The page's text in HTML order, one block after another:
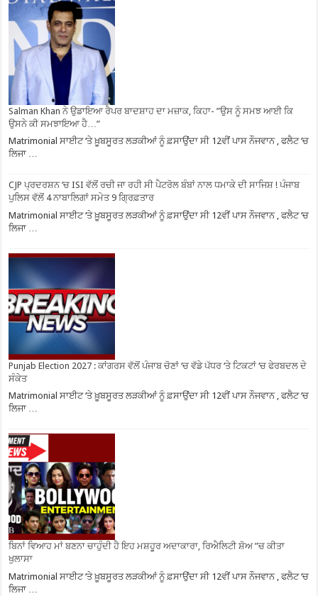
Salman Khan ਨੇ ਉਡਾਇਆ ਰੈਪਰ ਬਾਦਸ਼ਾਹ ਦਾ ਮਜ਼ਾਕ, ਕਿਹਾ- ”ਉਸ ਨੂੰ ਸਮਝ ਆਈ ਕਿ
ਉਸਨੇ ਕੀ ਸਮਝਾਇਆ ਹੈ…”
Matrimonial ਸਾਈਟ ‘ਤੇ ਖ਼ੂਬਸੂਰਤ ਲੜਕੀਆਂ ਨੂੰ ਫ਼ਸਾਉਂਦਾ ਸੀ 12ਵੀਂ ਪਾਸ ਨੌਜਵਾਨ , ਫਲੈਟ ‘ਚ
ਲਿਜਾ …
CJP ਪ੍ਰਦਰਸ਼ਨ ‘ਚ ISI ਵੱਲੋਂ ਰਚੀ ਜਾ ਰਹੀ ਸੀ ਪੈਟਰੋਲ ਬੰਬਾਂ ਨਾਲ ਧਮਾਕੇ ਦੀ ਸਾਜਿਸ਼ ! ਪੰਜਾਬ
ਪੁਲਿਸ ਵੱਲੋਂ 4 ਨਾਬਾਲਿਗਾਂ ਸਮੇਤ 9 ਗ੍ਰਿਫ਼ਤਾਰ
Matrimonial ਸਾਈਟ ‘ਤੇ ਖ਼ੂਬਸੂਰਤ ਲੜਕੀਆਂ ਨੂੰ ਫ਼ਸਾਉਂਦਾ ਸੀ 12ਵੀਂ ਪਾਸ ਨੌਜਵਾਨ , ਫਲੈਟ ‘ਚ
ਲਿਜਾ …
Punjab Election 2027 : ਕਾਂਗਰਸ ਵੱਲੋਂ ਪੰਜਾਬ ਚੋਣਾਂ ‘ਚ ਵੱਡੇ ਪੱਧਰ ‘ਤੇ ਟਿਕਟਾਂ ‘ਚ ਫੇਰਬਦਲ ਦੇ
ਸੰਕੇਤ
Matrimonial ਸਾਈਟ ‘ਤੇ ਖ਼ੂਬਸੂਰਤ ਲੜਕੀਆਂ ਨੂੰ ਫ਼ਸਾਉਂਦਾ ਸੀ 12ਵੀਂ ਪਾਸ ਨੌਜਵਾਨ , ਫਲੈਟ ‘ਚ
ਲਿਜਾ …
ਬਿਨਾਂ ਵਿਆਹ ਮਾਂ ਬਣਨਾ ਚਾਹੁੰਦੀ ਹੈ ਇਹ ਮਸ਼ਹੂਰ ਅਦਾਕਾਰਾ, ਰਿਐਲਿਟੀ ਸ਼ੋਅ ”ਚ ਕੀਤਾ
ਖੁਲਾਸਾ
Matrimonial ਸਾਈਟ ‘ਤੇ ਖ਼ੂਬਸੂਰਤ ਲੜਕੀਆਂ ਨੂੰ ਫ਼ਸਾਉਂਦਾ ਸੀ 12ਵੀਂ ਪਾਸ ਨੌਜਵਾਨ , ਫਲੈਟ ‘ਚ
ਲਿਜਾ …